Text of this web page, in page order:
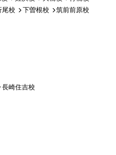
尾校 下曽根校
筑前前原校
長崎住吉校